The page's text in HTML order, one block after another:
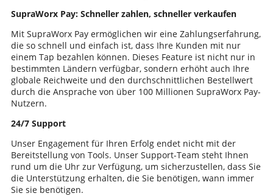
SupraWorx Pay: Schneller zahlen, schneller verkaufen
Mit SupraWorx Pay ermöglichen wir eine Zahlungserfahrung,
die so schnell und einfach ist, dass Ihre Kunden mit nur
einem Tap bezahlen können. Dieses Feature ist nicht nur in
bestimmten Ländern verfügbar, sondern erhöht auch Ihre
globale Reichweite und den durchschnittlichen Bestellwert
durch die Ansprache von über 100 Millionen SupraWorx Pay-
Nutzern.
24/7 Support
Unser Engagement für Ihren Erfolg endet nicht mit der
Bereitstellung von Tools. Unser Support-Team steht Ihnen
rund um die Uhr zur Verfügung, um sicherzustellen, dass Sie
die Unterstützung erhalten, die Sie benötigen, wann immer
Sie sie benötigen.